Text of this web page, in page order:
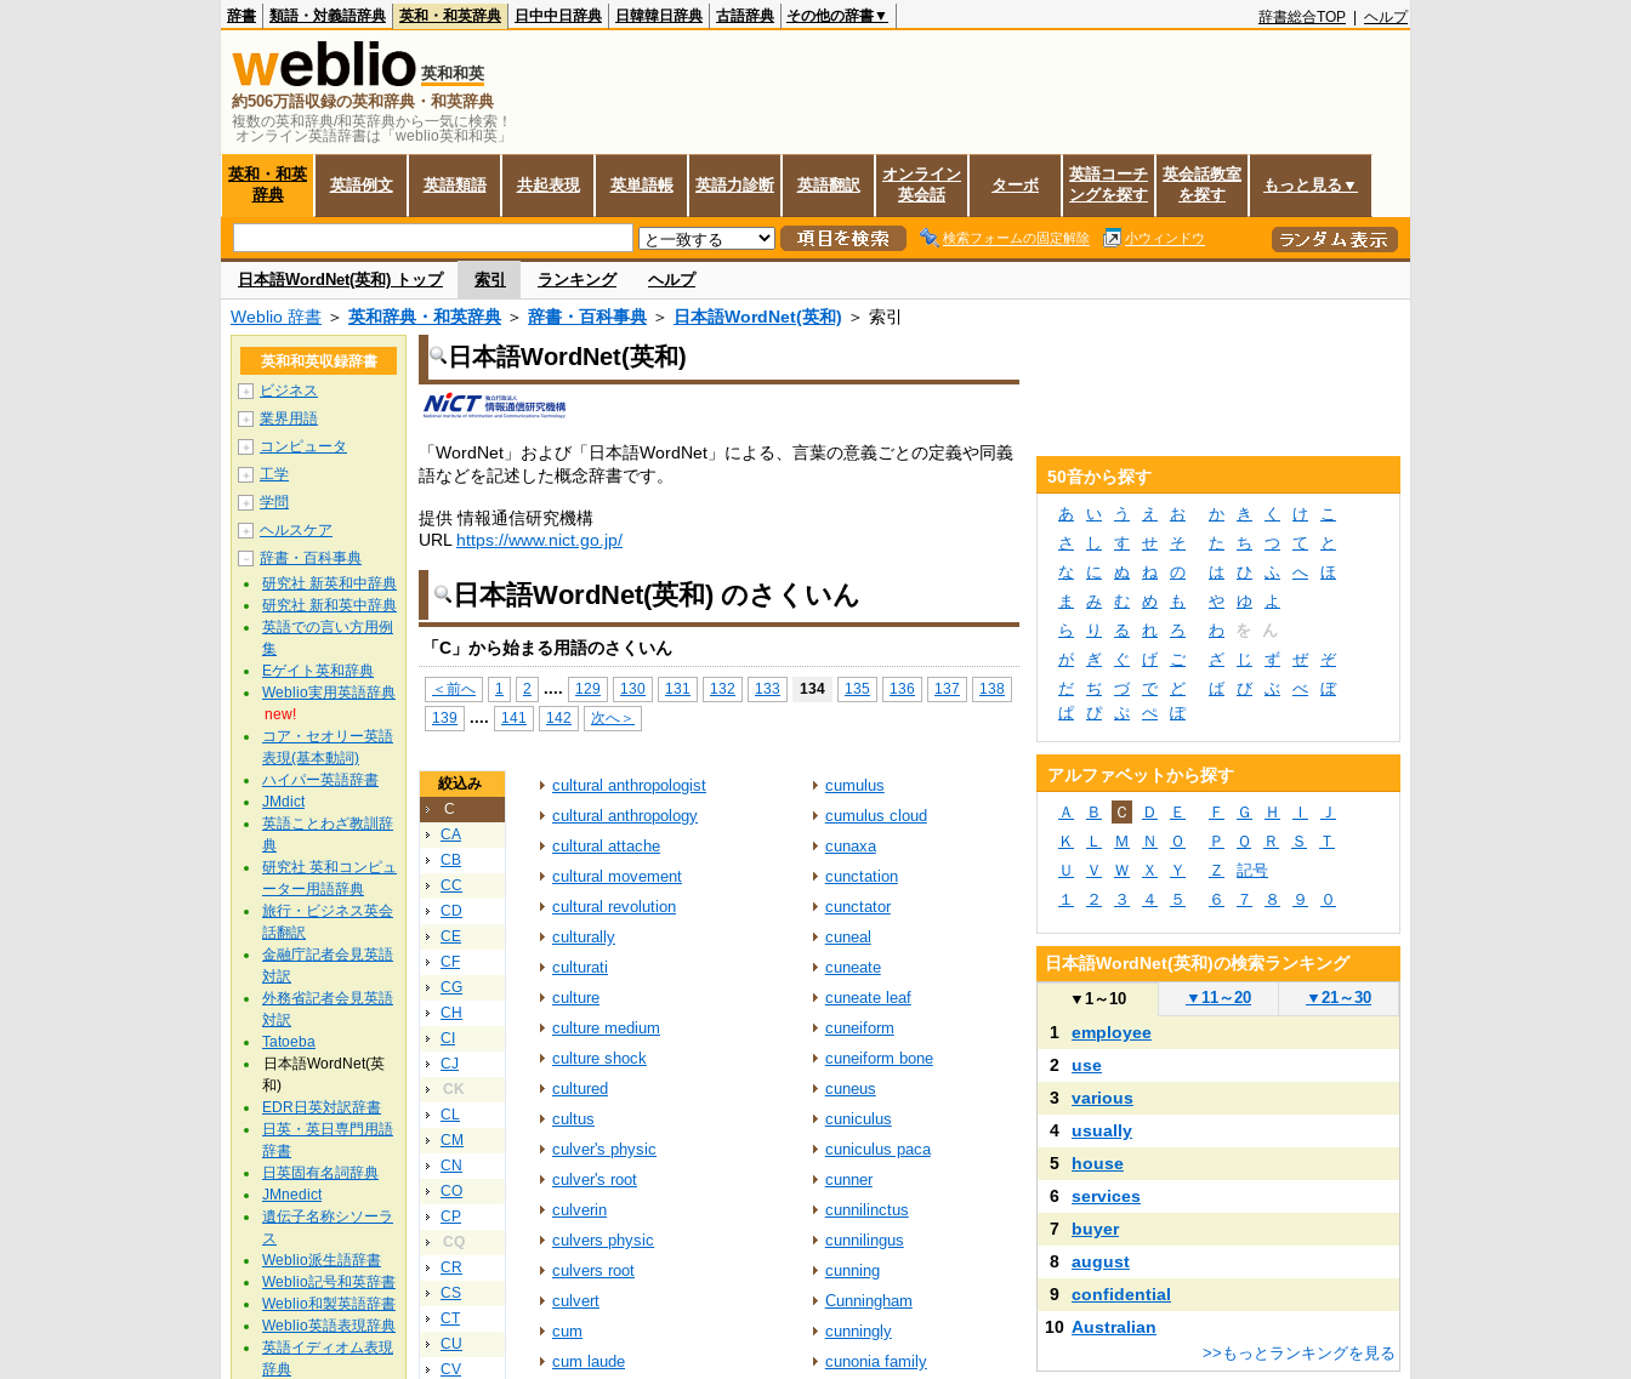
複数の英和辞典/和英辞典から一気に検索！
オンライン英語辞書は「weblio英和和英」
辞書 類語・対義語辞典 英和・和英辞典 日中中日辞典 日韓韓日辞典 古語辞典 その他の辞書▼ 辞書総合TOP ヘルプ
英和和英
約506万語収録の英和辞典・和英辞典
英和・和英
辞典
英語例文 英語類語 共起表現 英単語帳 英語力診断 英語翻訳
オンライン
英会話
ターボ
英語コーチ
ングを探す
英会話教室
を探す
もっと見る▼
検索フォームの固定解除 小ウィンドウ
日本語WordNet(英和) トップ 索引 ランキング ヘルプ
Weblio 辞書 ＞ 英和辞典・和英辞典 ＞ 辞書・百科事典 ＞ 日本語WordNet(英和) ＞ 索引
日本語WordNet(英和)
「WordNet」および「日本語WordNet」による、言葉の意義ごとの定義や同義
語などを記述した概念辞書です。
提供 情報通信研究機構
URL https://www.nict.go.jp/
日本語WordNet(英和) のさくいん
「C」から始まる用語のさくいん
＜前へ 1 2 .... 129 130 131 132 133 134 135 136 137
138
139
.... 141 142 次へ＞
絞込み
C
CA
CB
CC
CD
CE
CF
CG
CH
CI
CJ
CK
CL
CM
CN
CO
CP
CQ
CR
CS
CT
CU
CV
cultural anthropologist
cultural anthropology
cultural attache
cultural movement
cultural revolution
culturally
culturati
culture
culture medium
culture shock
cultured
cultus
culver's physic
culver's root
culverin
culvers physic
culvers root
culvert
cum
cum laude
cumulus
cumulus cloud
cunaxa
cunctation
cunctator
cuneal
cuneate
cuneate leaf
cuneiform
cuneiform bone
cuneus
cuniculus
cuniculus paca
cunner
cunnilinctus
cunnilingus
cunning
Cunningham
cunningly
cunonia family
英和和英収録辞書
＋ ビジネス
＋ 業界用語
＋ コンピュータ
＋ 工学
＋ 学問
＋ ヘルスケア
－
辞書・百科事典
研究社 新英和中辞典
研究社 新和英中辞典
英語での言い方用例
集
Eゲイト英和辞典
Weblio実用英語辞典
new!
コア・セオリー英語
表現(基本動詞)
ハイパー英語辞書
JMdict
英語ことわざ教訓辞
典
研究社 英和コンピュ
ーター用語辞典
旅行・ビジネス英会
話翻訳
金融庁記者会見英語
対訳
外務省記者会見英語
対訳
Tatoeba
日本語WordNet(英
和)
EDR日英対訳辞書
日英・英日専門用語
辞書
日英固有名詞辞典
JMnedict
遺伝子名称シソーラ
ス
Weblio派生語辞書
Weblio記号和英辞書
Weblio和製英語辞書
Weblio英語表現辞典
英語イディオム表現
辞典
50音から探す
あ い う え お か き く け
こ
さ
し す せ そ た ち つ て
と
な
に ぬ ね の は ひ ふ へ
ほ
ま
み む め も や ゆ
よ
ら
り る れ ろ わ を
ん
が
ぎ ぐ げ ご ざ じ ず ぜ
ぞ
だ
ぢ づ で ど ば び ぶ べ
ぼ
ぱ
ぴ ぷ ぺ ぽ
アルファベットから探す
Ａ Ｂ Ｃ Ｄ Ｅ Ｆ Ｇ Ｈ Ｉ
Ｊ
Ｋ
Ｌ Ｍ Ｎ Ｏ Ｐ Ｑ Ｒ Ｓ
Ｔ
Ｕ
Ｖ Ｗ Ｘ Ｙ Ｚ
記号
１
２ ３ ４ ５ ６ ７ ８ ９ ０
日本語WordNet(英和)の検索ランキング
▼ 1～10 ▼ 11～20 ▼ 21～30
1
employee
2
use
3
various
4
usually
5
house
6
services
7
buyer
8
august
9
confidential
10 Australian
>>もっとランキングを見る